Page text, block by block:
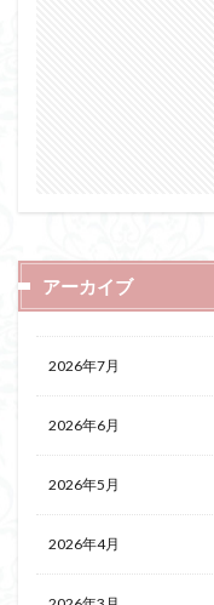
アーカイブ
2026年7月
2026年6月
2026年5月
2026年4月